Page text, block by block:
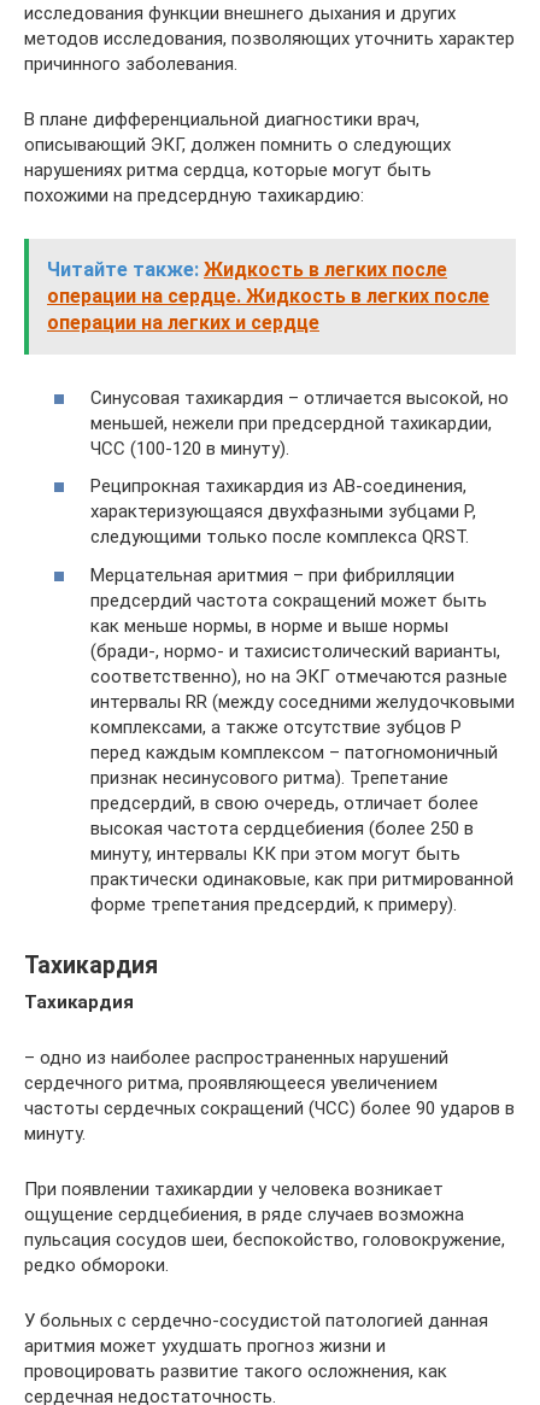
исследования функции внешнего дыхания и других
методов исследования, позволяющих уточнить характер
причинного заболевания.
В плане дифференциальной диагностики врач,
описывающий ЭКГ, должен помнить о следующих
нарушениях ритма сердца, которые могут быть
похожими на предсердную тахикардию:
Читайте также: Жидкость в легких после
операции на сердце. Жидкость в легких после
операции на легких и сердце
Синусовая тахикардия – отличается высокой, но
меньшей, нежели при предсердной тахикардии,
ЧСС (100-120 в минуту).
Реципрокная тахикардия из АВ-соединения,
характеризующаяся двухфазными зубцами Р,
следующими только после комплекса QRST.
Мерцательная аритмия – при фибрилляции
предсердий частота сокращений может быть
как меньше нормы, в норме и выше нормы
(бради-, нормо- и тахисистолический варианты,
соответственно), но на ЭКГ отмечаются разные
интервалы RR (между соседними желудочковыми
комплексами, а также отсутствие зубцов Р
перед каждым комплексом – патогномоничный
признак несинусового ритма). Трепетание
предсердий, в свою очередь, отличает более
высокая частота сердцебиения (более 250 в
минуту, интервалы КК при этом могут быть
практически одинаковые, как при ритмированной
форме трепетания предсердий, к примеру).
Тахикардия
Тахикардия
– одно из наиболее распространенных нарушений
сердечного ритма, проявляющееся увеличением
частоты сердечных сокращений (ЧСС) более 90 ударов в
минуту.
При появлении тахикардии у человека возникает
ощущение сердцебиения, в ряде случаев возможна
пульсация сосудов шеи, беспокойство, головокружение,
редко обмороки.
У больных с сердечно-сосудистой патологией данная
аритмия может ухудшать прогноз жизни и
провоцировать развитие такого осложнения, как
сердечная недостаточность.